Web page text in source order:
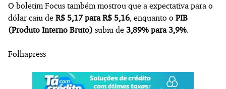
O boletim Focus também mostrou que a expectativa para o
dólar caiu de R$ 5,17 para R$ 5,16, enquanto o PIB
(Produto Interno Bruto) subiu de 3,89% para 3,9%.
Folhapress